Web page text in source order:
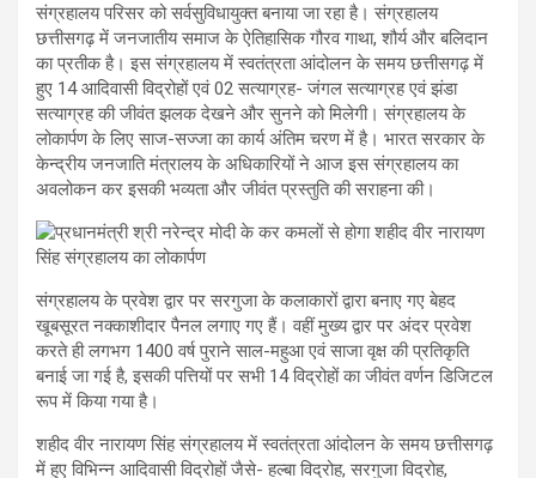
संग्रहालय परिसर को सर्वसुविधायुक्त बनाया जा रहा है। संग्रहालय
छत्तीसगढ़ में जनजातीय समाज के ऐतिहासिक गौरव गाथा, शौर्य और बलिदान
का प्रतीक है। इस संग्रहालय में स्वतंत्रता आंदोलन के समय छत्तीसगढ़ में
हुए 14 आदिवासी विद्रोहों एवं 02 सत्याग्रह- जंगल सत्याग्रह एवं झंडा
सत्याग्रह की जीवंत झलक देखने और सुनने को मिलेगी। संग्रहालय के
लोकार्पण के लिए साज-सज्जा का कार्य अंतिम चरण में है। भारत सरकार के
केन्द्रीय जनजाति मंत्रालय के अधिकारियों ने आज इस संग्रहालय का
अवलोकन कर इसकी भव्यता और जीवंत प्रस्तुति की सराहना की।
संग्रहालय के प्रवेश द्वार पर सरगुजा के कलाकारों द्वारा बनाए गए बेहद
खूबसूरत नक्काशीदार पैनल लगाए गए हैं। वहीं मुख्य द्वार पर अंदर प्रवेश
करते ही लगभग 1400 वर्ष पुराने साल-महुआ एवं साजा वृक्ष की प्रतिकृति
बनाई जा गई है, इसकी पत्तियों पर सभी 14 विद्रोहों का जीवंत वर्णन डिजिटल
रूप में किया गया है।
शहीद वीर नारायण सिंह संग्रहालय में स्वतंत्रता आंदोलन के समय छत्तीसगढ़
में हुए विभिन्न आदिवासी विद्रोहों जैसे- हल्बा विद्रोह, सरगुजा विद्रोह,